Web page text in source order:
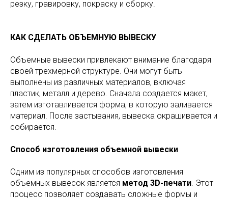
резку, гравировку, покраску и сборку.
КАК СДЕЛАТЬ ОБЪЕМНУЮ ВЫВЕСКУ
Объемные вывески привлекают внимание благодаря
своей трехмерной структуре. Они могут быть
выполнены из различных материалов, включая
пластик, металл и дерево. Сначала создается макет,
затем изготавливается форма, в которую заливается
материал. После застывания, вывеска окрашивается и
собирается.
Способ изготовления объемной вывески
Одним из популярных способов изготовления
объемных вывесок является метод 3D-печати. Этот
процесс позволяет создавать сложные формы и